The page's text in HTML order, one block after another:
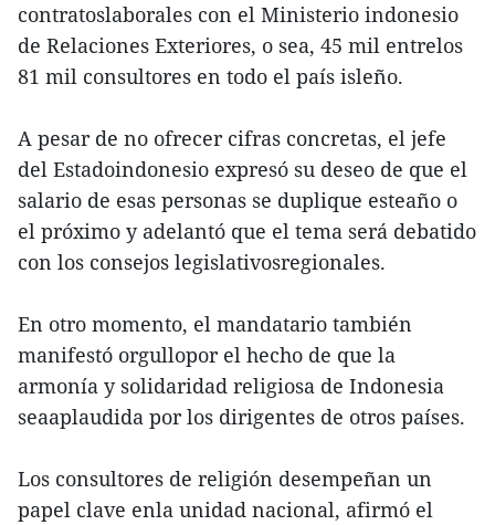
contratoslaborales con el Ministerio indonesio
de Relaciones Exteriores, o sea, 45 mil entrelos
81 mil consultores en todo el país isleño.
A pesar de no ofrecer cifras concretas, el jefe
del Estadoindonesio expresó su deseo de que el
salario de esas personas se duplique esteaño o
el próximo y adelantó que el tema será debatido
con los consejos legislativosregionales.
En otro momento, el mandatario también
manifestó orgullopor el hecho de que la
armonía y solidaridad religiosa de Indonesia
seaaplaudida por los dirigentes de otros países.
Los consultores de religión desempeñan un
papel clave enla unidad nacional, afirmó el